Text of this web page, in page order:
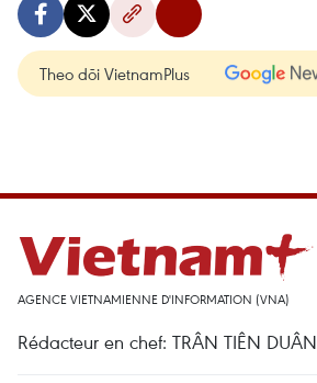
Theo dõi VietnamPlus
AGENCE VIETNAMIENNE D'INFORMATION (VNA)
Rédacteur en chef: TRÂN TIÊN DUÂN